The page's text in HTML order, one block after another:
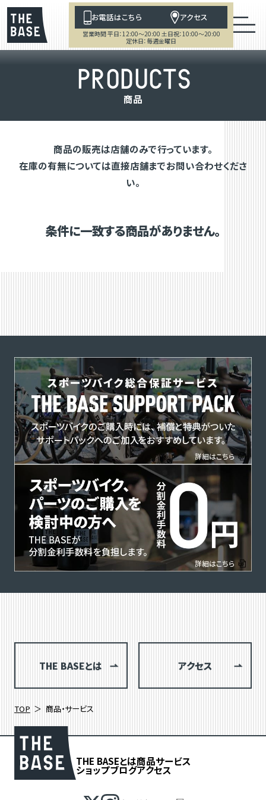
お電話はこちら アクセス
営業時間 平日：12:00～20:00 土日祝：10:00～20:00
定休日：毎週金曜日
PRODUCTS
商品
商品の販売は店舗のみで行っています。
在庫の有無については直接店舗までお問い合わせくださ
い。
条件に一致する商品がありません。
THE BASEとは アクセス
TOP 商品・サービス
THE BASEとは商品サービス
ショップブログアクセス